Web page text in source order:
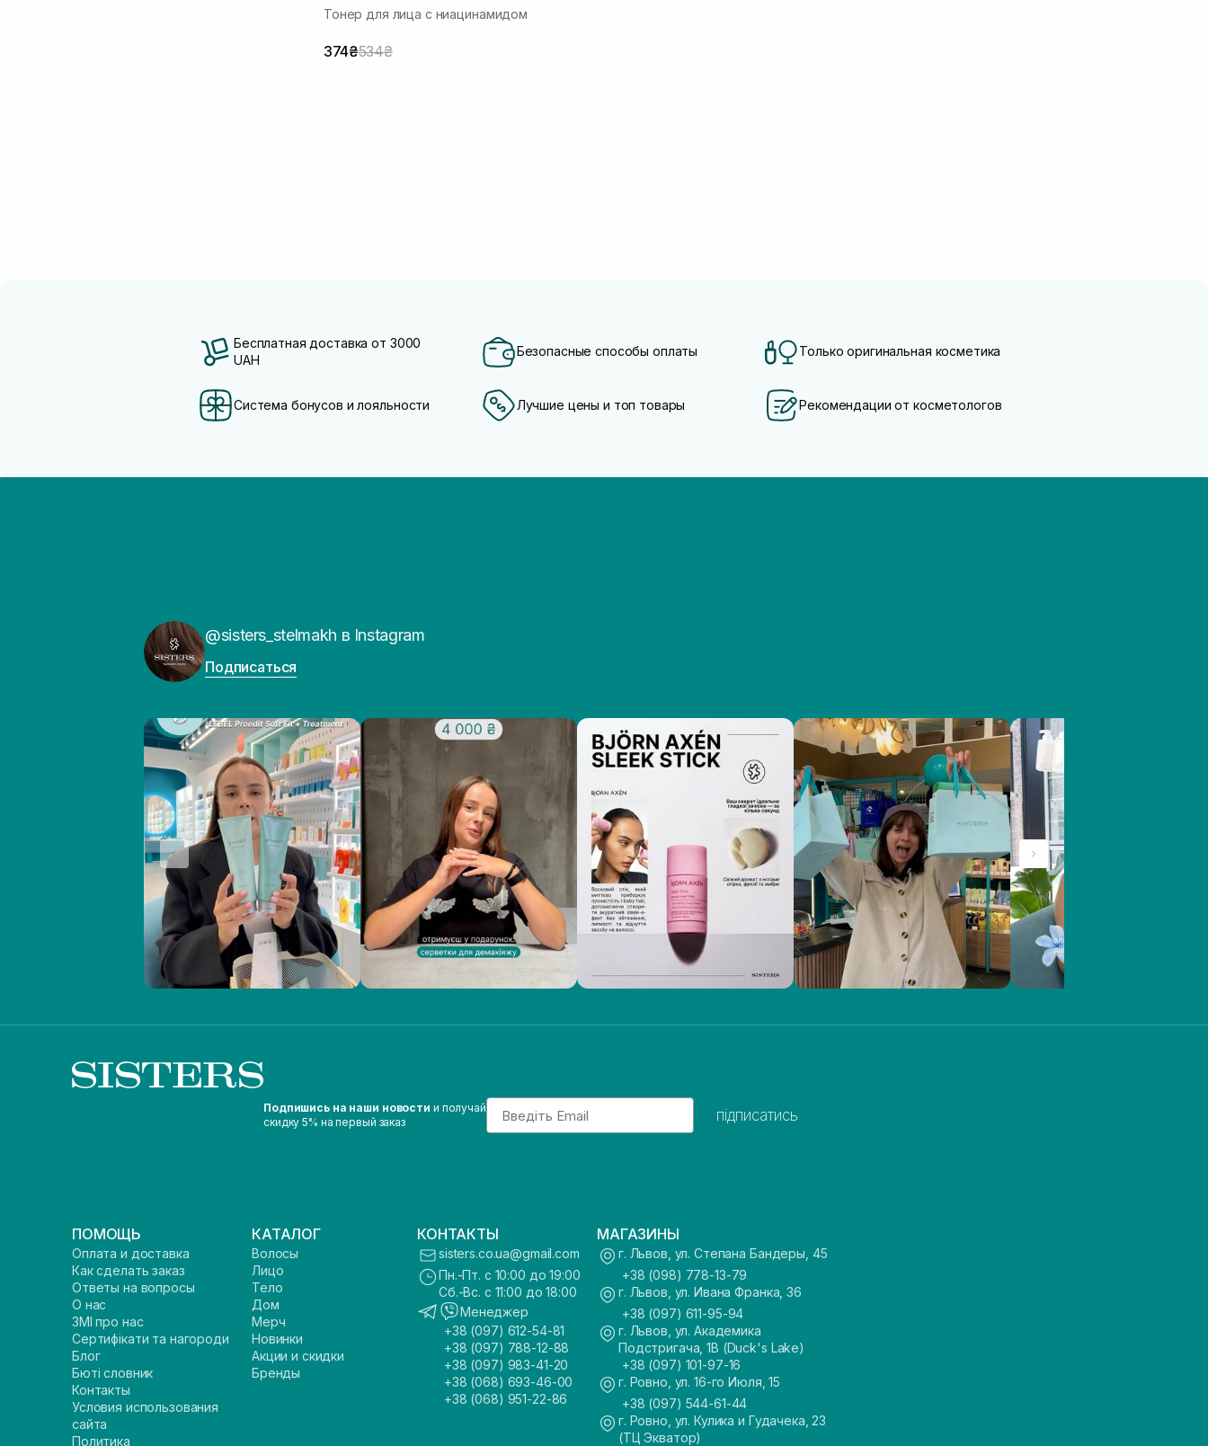
Тонер для лица с ниацинамидом
374₴534₴
Бесплатная доставка от 3000
UAH
Безопасные способы оплаты Только оригинальная косметика
Система бонусов и лояльности Лучшие цены и топ товары Рекомендации от косметологов
@sisters_stelmakh в Instagram
Подписаться
Подпишись на наши новости и получай
скидку 5% на первый заказ
Email
підписатись
ПОМОЩЬ
Оплата и доставка
Как сделать заказ
Ответы на вопросы
О нас
ЗМІ про нас
Сертифікати та нагороди
Блог
Бюті словник
Контакты
Условия использования
сайта
Политика
КАТАЛОГ
Волосы
Лицо
Тело
Дом
Мерч
Новинки
Акции и скидки
Бренды
КОНТАКТЫ
sisters.co.ua@gmail.com
Пн.-Пт. с 10:00 до 19:00
Сб.-Вс. с 11:00 до 18:00
Менеджер
+38 (097) 612-54-81
+38 (097) 788-12-88
+38 (097) 983-41-20
+38 (068) 693-46-00
+38 (068) 951-22-86
МАГАЗИНЫ
г. Львов, ул. Степана Бандеры, 45
+38 (098) 778-13-79
г. Львов, ул. Ивана Франка, 36
+38 (097) 611-95-94
г. Львов, ул. Академика
Подстригача, 1В (Duck's Lake)
+38 (097) 101-97-16
г. Ровно, ул. 16-го Июля, 15
+38 (097) 544-61-44
г. Ровно, ул. Кулика и Гудачека, 23
(ТЦ Экватор)